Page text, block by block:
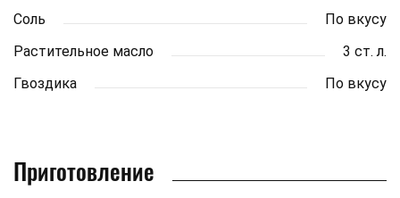
Соль
По вкусу
Растительное масло
3 ст. л.
Гвоздика
По вкусу
Приготовление